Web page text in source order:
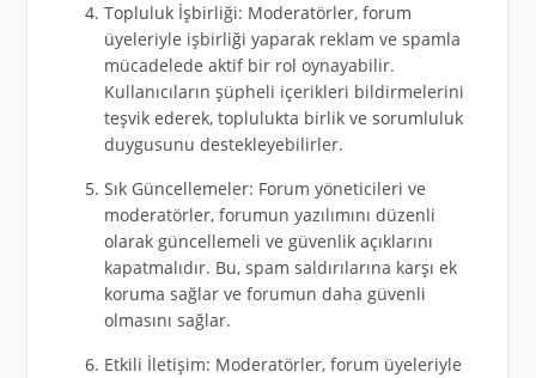
Topluluk İşbirliği: Moderatörler, forum
üyeleriyle işbirliği yaparak reklam ve spamla
mücadelede aktif bir rol oynayabilir.
Kullanıcıların şüpheli içerikleri bildirmelerini
teşvik ederek, toplulukta birlik ve sorumluluk
duygusunu destekleyebilirler.
Sık Güncellemeler: Forum yöneticileri ve
moderatörler, forumun yazılımını düzenli
olarak güncellemeli ve güvenlik açıklarını
kapatmalıdır. Bu, spam saldırılarına karşı ek
koruma sağlar ve forumun daha güvenli
olmasını sağlar.
Etkili İletişim: Moderatörler, forum üyeleriyle